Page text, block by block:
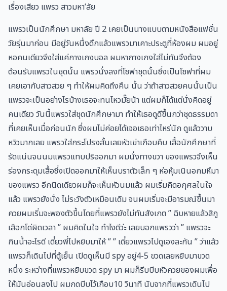
เรื่องเสียว แพรว สาวมหา’ลัย
แพรวเป็นนักศึกษา มหาลัย ปี 2 เคยเป็นนางแบบตามหนังสือแฟชั่น
วัยรุ่นมาก่อน มีอยู่วันหนึ่งดึกแล้วแพรวมาเคาะประตูที่ห้องผม ผมอยู่
หอคนเดียวจึงใส่แค่กางเกงบอล ผมหากางเกงใส่ไม่ทันจึงต้อง
ต้อนรับแพรวในชุดนั้น แพรวนั่งลงที่โซฟาชุดนั้นซึ่งเป็นโซฟาที่ผม
เคยเอากับสาวสวย ๆ ทำให้ผมคิดถึงคืน นั้น ว่าถ้าสาวสวยคนนั้นเป็น
แพรวจะเป็นอย่างไรบ้างเธอจะทนไหวมั๊ยน้า แต่ผมก็ได้แต่นั่งคิดอยู่
คนเดียว วันนี้แพรวใส่ชุดนักศึกษามา ทำให้เธอดูดีขึ้นกว่าชุดธรรมดา
ที่เคยเห็นเมื่อก่อนนัก ซึ่งผมไม่ค่อยได้เจอเธอเท่าไหร่นัก ดูแล้ววาบ
หวิวมากเลย แพรวใส่กระโปรงสั้นเลยหัวเข่าเกือบคืบ เสื้อนักศึกษาที่
รัดแน่นจนนมแพรวแทบปริออกมา ผมนั่งทางขวา ของแพรวจึงเห็น
ร่องกระดุมเสื้อซึ่งเปิดออกมาให้เห็นบราตัวเล็ก ๆ ห่อหุ้มเนินอกมหึมา
ของแพรว อีกนิดเดียวผมก็จะเห็นหัวนมแล้ว ผมเริ่มคิดอกุศลในใจ
แล้ว แพรวยังนั่ง ไม่ระวังตัวเหมือนเดิม จนผมเริ่มจะมีอารมณ์ขึ้นมา
ควยผมเริ่มจะพองตัวขึ้นโดยที่แพรวยังไม่ทันสังเกต ” ฉิบหายแล้วสิกู
เสือกโด่ผิดเวลา ” ผมคิดในใจ ทำไงดีว่ะ เลยบอกแพรวว่า ” แพรวจะ
กินน้ำอะไรดี เดี๋ยวพี่ไปหยิบมาให้ ” ” เดี๋ยวแพรวไปดูเองละกัน ” ว่าแล้ว
แพรวก็เดินไปที่ตู้เย็น เปิดดูเห็นมี spy อยู่4-5 ขวดเลยหยิบมาขวด
หนึ่ง ระหว่างที่แพรวหยิบขวด spy มา ผมก็รีบบีบหัวควยของผมเพื่อ
ให้มันอ่อนลงไป ผมกดบีบไว้เกือบ10 วินาที นับจากที่แพรวเดินไป